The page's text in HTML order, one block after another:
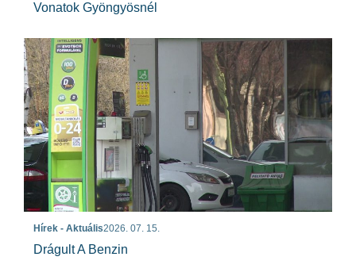
Vonatok Gyöngyösnél
Hírek - Aktuális2026. 07. 15.
Drágult A Benzin